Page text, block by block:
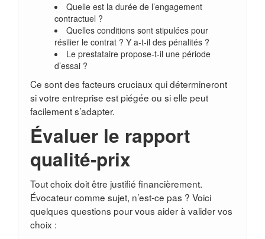
Quelle est la durée de l’engagement
contractuel ?
Quelles conditions sont stipulées pour
résilier le contrat ? Y a-t-il des pénalités ?
Le prestataire propose-t-il une période
d’essai ?
Ce sont des facteurs cruciaux qui détermineront
si votre entreprise est piégée ou si elle peut
facilement s’adapter.
Évaluer le rapport
qualité-prix
Tout choix doit être justifié financièrement.
Évocateur comme sujet, n’est-ce pas ? Voici
quelques questions pour vous aider à valider vos
choix :